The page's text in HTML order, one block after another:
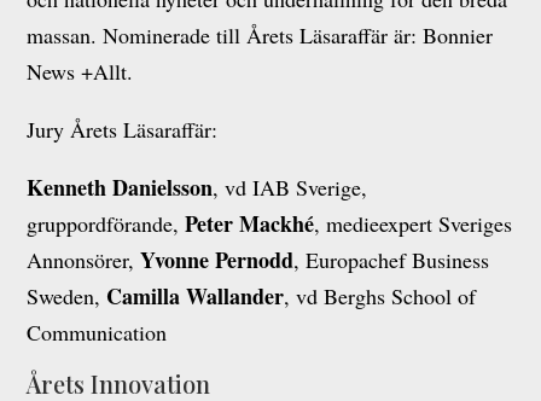
massan. Nominerade till Årets Läsaraffär är: Bonnier
News +Allt.
Jury Årets Läsaraffär:
Kenneth Danielsson, vd IAB Sverige,
gruppordförande,Peter Mackhé, medieexpert Sveriges
Annonsörer,Yvonne Pernodd, Europachef Business
Sweden, Camilla Wallander, vd Berghs School of
Communication
Årets Innovation